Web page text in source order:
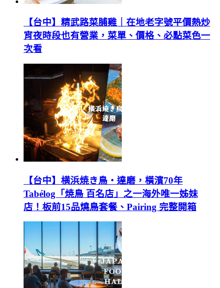
【台中】精武路菜脯雞｜在地老字號平價熱炒
宵夜時段也有營業，菜單、價格、必點菜色一
次看
【台中】横浜焼き鳥‧達磨，橫濱70年
Tabélog「焼鳥 百名店」之一海外唯一姊妹
店！板前15品燒鳥套餐、Pairing 完整開箱